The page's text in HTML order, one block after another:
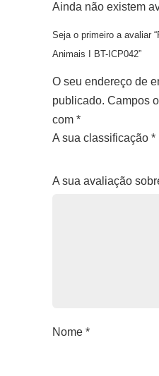
Ainda não existem
Seja o primeiro a avaliar
Animais I BT-ICP042”
O seu endereço de
publicado. Campos
com *
A sua classificação *
A sua avaliação
Nome *